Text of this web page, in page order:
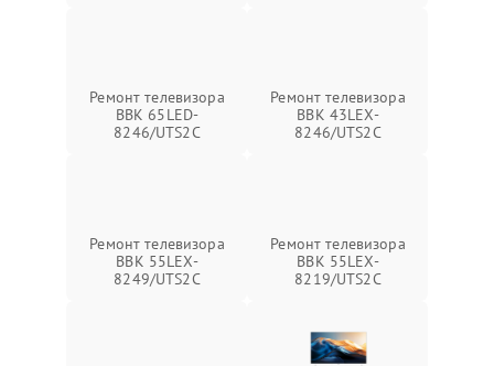
Ремонт телевизора
BBK 65LED-
8246/UTS2C
Ремонт телевизора
BBK 43LEX-
8246/UTS2C
Ремонт телевизора
BBK 55LEX-
8249/UTS2C
Ремонт телевизора
BBK 55LEX-
8219/UTS2C